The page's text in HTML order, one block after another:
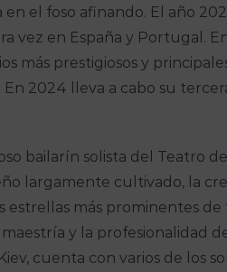
el foso afinando. El año
vez en España y Portugal.
más prestigiosos y
2024 lleva a cabo su
bailarín solista del Teatro
largamente cultivado, la
estrellas más prominentes
y la profesionalidad
cuenta con varios de los